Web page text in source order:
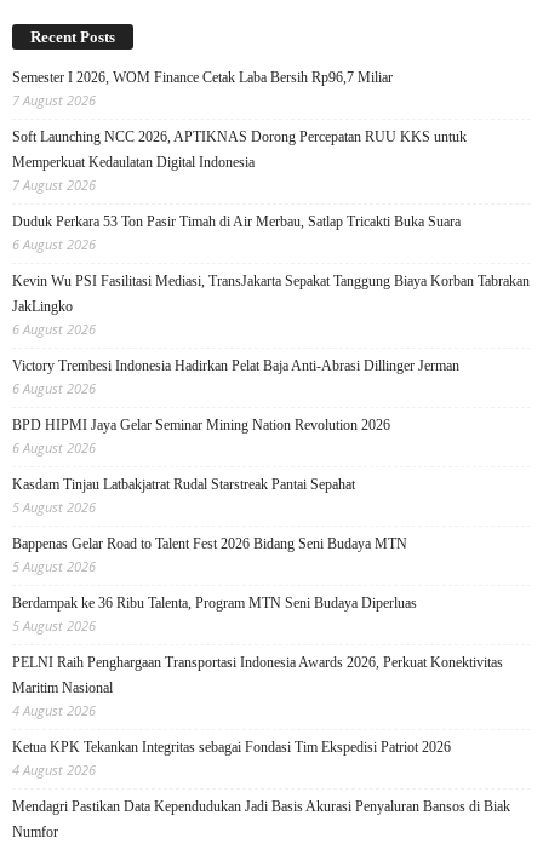
Recent Posts
Semester I 2026, WOM Finance Cetak Laba Bersih Rp96,7 Miliar
7 August 2026
Soft Launching NCC 2026, APTIKNAS Dorong Percepatan RUU KKS untuk
Memperkuat Kedaulatan Digital Indonesia
7 August 2026
Duduk Perkara 53 Ton Pasir Timah di Air Merbau, Satlap Tricakti Buka Suara
6 August 2026
Kevin Wu PSI Fasilitasi Mediasi, TransJakarta Sepakat Tanggung Biaya Korban Tabrakan
JakLingko
6 August 2026
Victory Trembesi Indonesia Hadirkan Pelat Baja Anti-Abrasi Dillinger Jerman
6 August 2026
BPD HIPMI Jaya Gelar Seminar Mining Nation Revolution 2026
6 August 2026
Kasdam Tinjau Latbakjatrat Rudal Starstreak Pantai Sepahat
5 August 2026
Bappenas Gelar Road to Talent Fest 2026 Bidang Seni Budaya MTN
5 August 2026
Berdampak ke 36 Ribu Talenta, Program MTN Seni Budaya Diperluas
5 August 2026
PELNI Raih Penghargaan Transportasi Indonesia Awards 2026, Perkuat Konektivitas
Maritim Nasional
4 August 2026
Ketua KPK Tekankan Integritas sebagai Fondasi Tim Ekspedisi Patriot 2026
4 August 2026
Mendagri Pastikan Data Kependudukan Jadi Basis Akurasi Penyaluran Bansos di Biak
Numfor